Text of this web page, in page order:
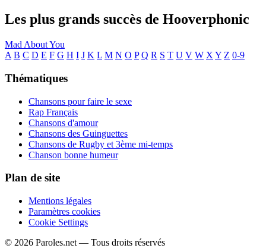
Les plus grands succès de Hooverphonic
Mad About You
A B C D E F G H I J K L M N O P Q R S T U V W X Y Z 0-9
Thématiques
Chansons pour faire le sexe
Rap Français
Chansons d'amour
Chansons des Guinguettes
Chansons de Rugby et 3ème mi-temps
Chanson bonne humeur
Plan de site
Mentions légales
Paramètres cookies
Cookie Settings
© 2026 Paroles.net — Tous droits réservés